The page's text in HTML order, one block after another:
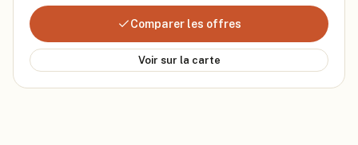
Comparer les offres
Voir sur la carte